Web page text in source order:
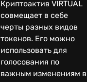
Криптоактив VIRTUAL
совмещает в себе
черты разных видов
токенов. Его можно
использовать для
голосования по
важным изменениям в